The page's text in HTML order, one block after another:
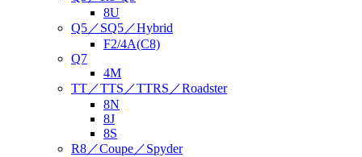
8U
Q5／SQ5／Hybrid
F2/4A(C8)
Q7
4M
TT／TTS／TTRS／Roadster
8N
8J
8S
R8／Coupe／Spyder